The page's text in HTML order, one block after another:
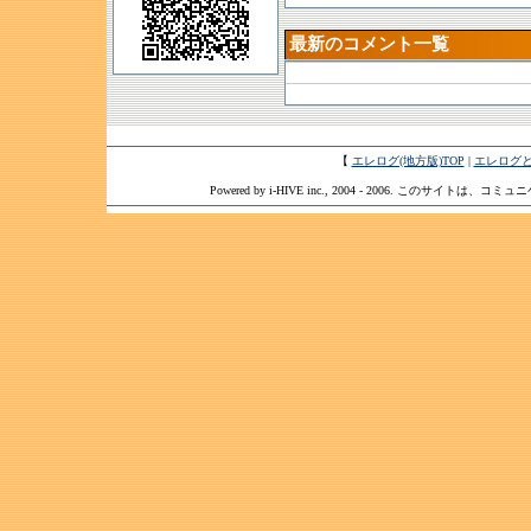
最新のコメント一覧
【 エレログ(地方版)TOP | エレログ
Powered by i-HIVE inc., 2004 - 2006. このサイトは、コミュ